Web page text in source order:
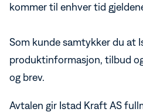
kommer til enhver tid
Som kunde samtykker du at
produktinformasjon, tilbud
og brev.
Avtalen gir Istad Kraft AS